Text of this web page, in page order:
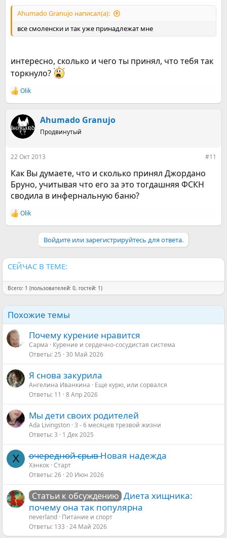
Ahumado Granujo написал(а):
все смоленски и так уже принадлежат мне
интересно, сколько и чего ты принял, что тебя так
торкнуло?
Р
е
к
ц
и
Olik
Ahumado Granujo
Продвинутый
22 Окт 2013 #11
Как Вы думаете, что и сколько принял Джордано
Бруно, учитывая что его за это тогдашняя ФСКН
сводила в инфернальную баню?
Р
е
и
и
Olik
Войдите или зарегистрируйтесь для ответа.
СЕЙЧАС В ТЕМЕ:
Всего: 1 (пользователей: 0, гостей: 1)
Похожие темы
Почему курение нравится
Сарма
Курение и сердечно-сосудистая система
Ответы 25 30 Май 2026
Я снова закурила
Ангелина Иванкина
Еще курю, или сорвался
Ответы 11 8 Апр 2026
Мы дети своих родителей
Ada Livingston 3 - 6 месяцев трезвой жизни
Ответы 3 1 Дек 2025
Х о̶ч̶е̶р̶е̶д̶н̶о̶й̶ ̶̶с̶р̶ы̶в̶ Новая надежда
Хэнкок Старт
Ответы 26 20 Июн 2026
Статьи к обсуждению Диета хищника:
почему она так популярна
neverland Питание и спорт
Ответы 133 24 Май 2026